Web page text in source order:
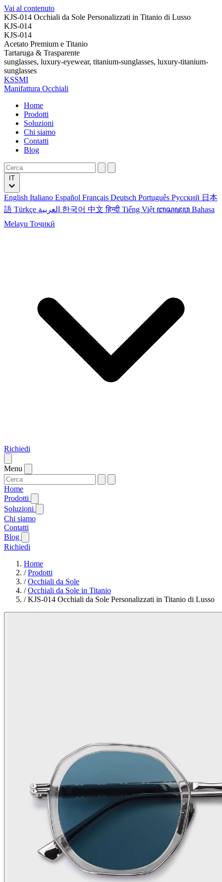
Vai al contenuto
KJS-014 Occhiali da Sole Personalizzati in Titanio di Lusso
KJS-014
KJS-014
Acetato Premium e Titanio
Tartaruga & Trasparente
sunglasses, luxury-eyewear, titanium-sunglasses, luxury-titanium-
sunglasses
KSSMI
Manifattura Occhiali
Home
Prodotti
Soluzioni
Chi siamo
Contatti
Blog
English Italiano Español Français Deutsch Português Русский 日本
語 Türkçe 한국어 中文हिन्दी Tiếng Việt ꦧꦱꦗꦮ Bahasa
Melayu Тоҷикӣ
Richiedi
Menu
Home
Prodotti
Soluzioni
Chi siamo
Contatti
Blog
Richiedi
Home
/Prodotti
/Occhiali da Sole
/Occhiali da Sole in Titanio
/KJS-014 Occhiali da Sole Personalizzati in Titanio di Lusso